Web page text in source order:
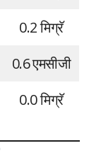
0.2 मिग्रॅ
0.6 एमसीजी
0.0 मिग्रॅ